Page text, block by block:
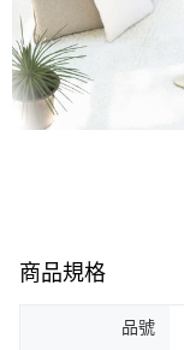
商品規格
品號